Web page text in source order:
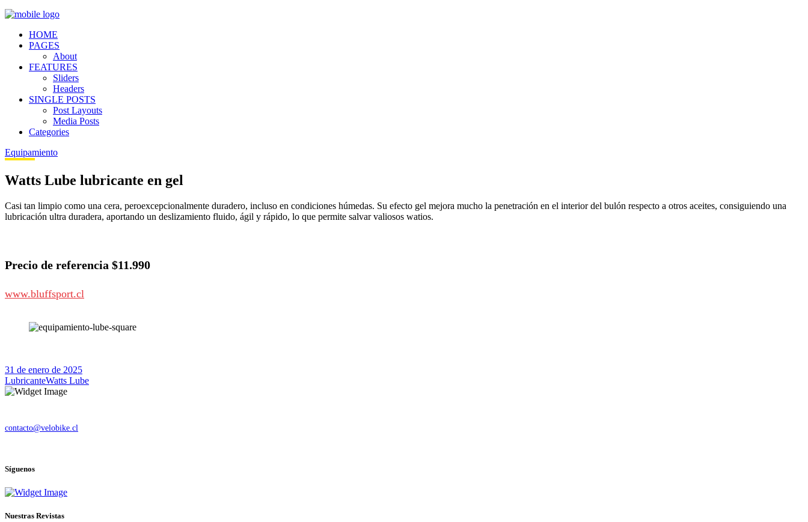
HOME
PAGES
About
FEATURES
Sliders
Headers
SINGLE POSTS
Post Layouts
Media Posts
Categories
Equipamiento
Watts Lube lubricante en gel
Casi tan limpio como una cera, peroexcepcionalmente duradero, incluso en condiciones húmedas. Su efecto gel mejora mucho la penetración en el interior del bulón respecto a otros aceites, consiguiendo una
lubricación ultra duradera, aportando un deslizamiento fluido, ágil y rápido, lo que permite salvar valiosos watios.
Precio de referencia $11.990
www.bluffsport.cl
31 de enero de 2025
LubricanteWatts Lube
contacto@velobike.cl
Síguenos
Nuestras Revistas